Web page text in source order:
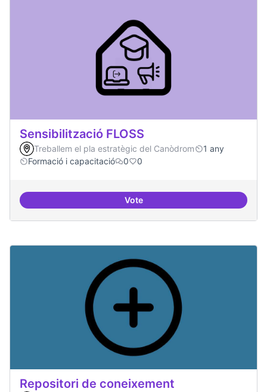
Sensibilització FLOSS
Treballem el pla estratègic del Canòdrom
1 any
Formació i capacitació
0 0
VoteSensibilització FLOSS
Repositori de coneixement